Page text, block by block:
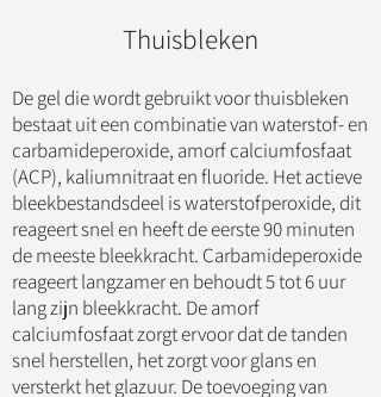
Thuisbleken
De gel die wordt gebruikt voor thuisbleken
bestaat uit een combinatie van waterstof- en
carbamideperoxide, amorf calciumfosfaat
(ACP), kaliumnitraat en fluoride. Het actieve
bleekbestandsdeel is waterstofperoxide, dit
reageert snel en heeft de eerste 90 minuten
de meeste bleekkracht. Carbamideperoxide
reageert langzamer en behoudt 5 tot 6 uur
lang zijn bleekkracht. De amorf
calciumfosfaat zorgt ervoor dat de tanden
snel herstellen, het zorgt voor glans en
versterkt het glazuur. De toevoeging van